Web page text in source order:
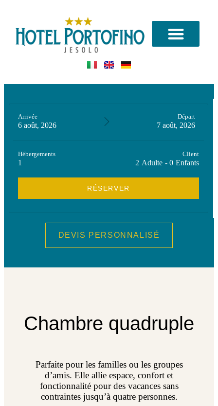
Arrivée
6 août, 2026
Départ
7 août, 2026
Hébergements
1
Client
2 Adulte - 0 Enfants
DEVIS PERSONNALISÉ
Chambre quadruple
Parfaite pour les familles ou les groupes
d’amis. Elle allie espace, confort et
fonctionnalité pour des vacances sans
contraintes jusqu’à quatre personnes.